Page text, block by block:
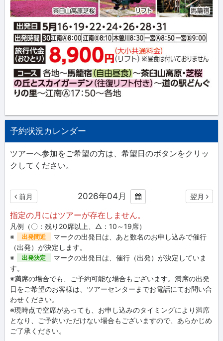
予約状況カレンダー
ツアーへ参加をご希望の方は、希望日のボタンをクリッ
クしてください。
前月 2026年04月 翌月
指定の月にはツアーが存在しません。
凡例（〇：残り20席以上、△：10～19席）
※
出発間近
マークの出発日は、あと数名のお申し込みで催行
（出発）が決定します。
※
出発決定
マークの出発日は、催行（出発）が決定していま
す。
※満席の場合でも、ご予約可能な場合もございます。満席の出発
日をご希望のお客様は、ツアーセンターまでお電話にてお問い合
わせください。
※現時点で空席があっても、お申し込みのタイミングにより満席
となり、ご予約いただけない場合もございますので、あらかじめ
ご了承ください。